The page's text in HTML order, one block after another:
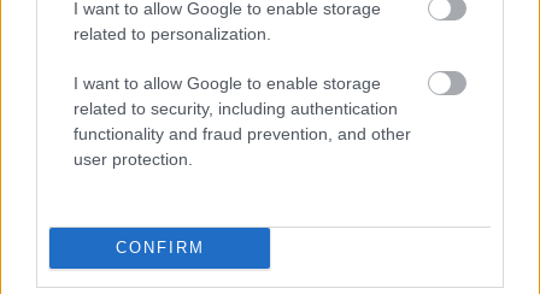
I want to allow Google to enable storage
related to personalization.
I want to allow Google to enable storage
related to security, including authentication
functionality and fraud prevention, and other
user protection.
CONFIRM
VILÁGZENÉK A LEGJOBB MINŐSÉGBEN